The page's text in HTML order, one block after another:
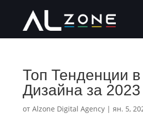
Топ Тенденции
Дизайна за 2023
от Alzone Digital Agency| ян. 5,